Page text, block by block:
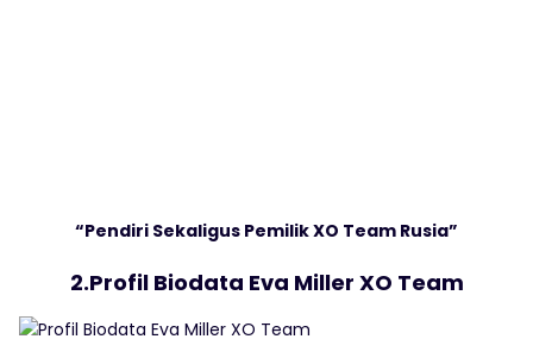
“Pendiri Sekaligus Pemilik XO Team Rusia”
2.Profil Biodata Eva Miller XO Team